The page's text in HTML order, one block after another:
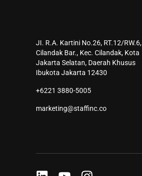
JI. R.A. Kartini No.26, RT.12/RW.6,
Cilandak Bar., Kec. Cilandak, Kota
Jakarta Selatan, Daerah Khusus
Ibukota Jakarta 12430
+6221 3880-5005
marketing@staffinc.co